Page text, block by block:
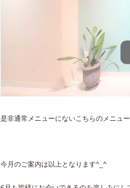
是非通常メニューにないこちらのメニュ
今月のご案内は以上となります^_^